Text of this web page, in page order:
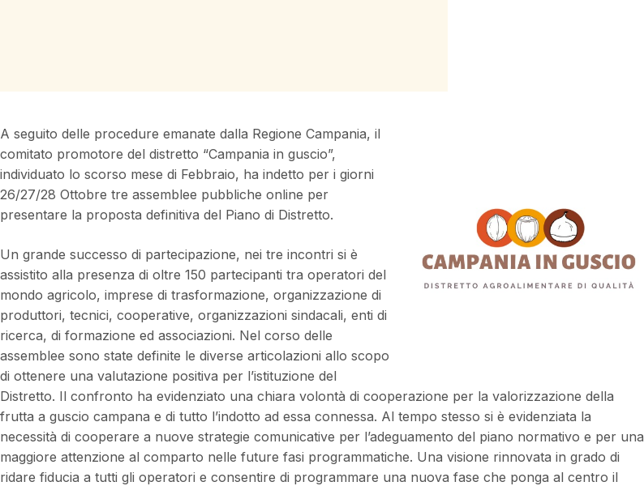
A seguito delle procedure emanate dalla Regione Campania, il
comitato promotore del distretto “Campania in guscio”,
individuato lo scorso mese di Febbraio, ha indetto per i giorni
26/27/28 Ottobre tre assemblee pubbliche online per
presentare la proposta definitiva del Piano di Distretto.
Un grande successo di partecipazione, nei tre incontri si è
assistito alla presenza di oltre 150 partecipanti tra operatori del
mondo agricolo, imprese di trasformazione, organizzazione di
produttori, tecnici, cooperative, organizzazioni sindacali, enti di
ricerca, di formazione ed associazioni. Nel corso delle
assemblee sono state definite le diverse articolazioni allo scopo
di ottenere una valutazione positiva per l’istituzione del
Distretto. Il confronto ha evidenziato una chiara volontà di cooperazione per la valorizzazione della
frutta a guscio campana e di tutto l’indotto ad essa connessa. Al tempo stesso si è evidenziata la
necessità di cooperare a nuove strategie comunicative per l’adeguamento del piano normativo e per una
maggiore attenzione al comparto nelle future fasi programmatiche. Una visione rinnovata in grado di
ridare fiducia a tutti gli operatori e consentire di programmare una nuova fase che ponga al centro il